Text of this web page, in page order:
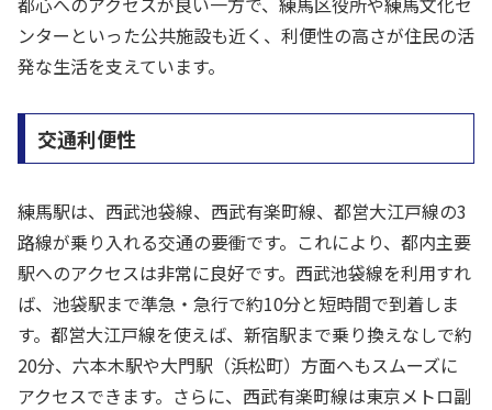
ンターといった公共施設も近く、利便性の高さが住民の活
発な生活を支えています。
交通利便性
練馬駅は、西武池袋線、西武有楽町線、都営大江戸線の3
路線が乗り入れる交通の要衝です。これにより、都内主要
駅へのアクセスは非常に良好です。西武池袋線を利用すれ
ば、池袋駅まで準急・急行で約10分と短時間で到着しま
す。都営大江戸線を使えば、新宿駅まで乗り換えなしで約
20分、六本木駅や大門駅（浜松町）方面へもスムーズに
アクセスできます。さらに、西武有楽町線は東京メトロ副